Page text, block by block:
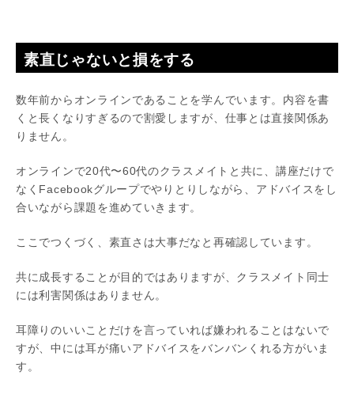
素直じゃないと損をする
数年前からオンラインであることを学んでいます。内容を書
くと長くなりすぎるので割愛しますが、仕事とは直接関係あ
りません。
オンラインで20代〜60代のクラスメイトと共に、講座だけで
なくFacebookグループでやりとりしながら、アドバイスをし
合いながら課題を進めていきます。
ここでつくづく、素直さは大事だなと再確認しています。
共に成長することが目的ではありますが、クラスメイト同士
には利害関係はありません。
耳障りのいいことだけを言っていれば嫌われることはないで
すが、中には耳が痛いアドバイスをバンバンくれる方がいま
す。